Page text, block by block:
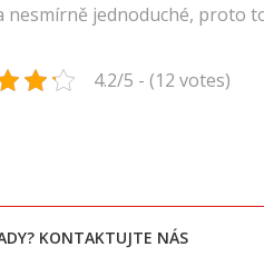
nesmírně jednoduché, proto
4.2/5 - (12 votes)
KONTAKTUJTE NÁS